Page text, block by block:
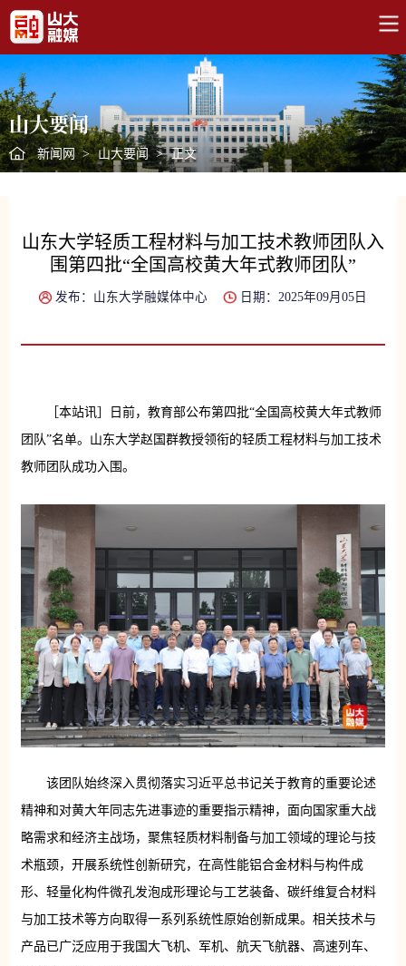
山大要闻
新闻网 > 山大要闻 > 正文
山东大学轻质工程材料与加工技术教师团队入
围第四批“全国高校黄大年式教师团队”
发布：山东大学融媒体中心 日期：2025年09月05日
［本站讯］日前，教育部公布第四批“全国高校黄大年式教师
团队”名单。山东大学赵国群教授领衔的轻质工程材料与加工技术
教师团队成功入围。
该团队始终深入贯彻落实习近平总书记关于教育的重要论述
精神和对黄大年同志先进事迹的重要指示精神，面向国家重大战
略需求和经济主战场，聚焦轻质材料制备与加工领域的理论与技
术瓶颈，开展系统性创新研究，在高性能铝合金材料与构件成
形、轻量化构件微孔发泡成形理论与工艺装备、碳纤维复合材料
与加工技术等方向取得一系列系统性原始创新成果。相关技术与
产品已广泛应用于我国大飞机、军机、航天飞航器、高速列车、